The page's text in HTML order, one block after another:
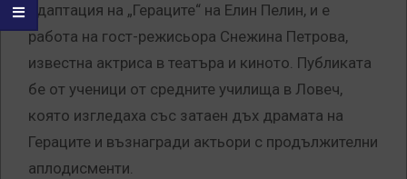
адаптация на „Гераците“ на Елин Пелин, и е
работа на гост-режисьора Снежина Петрова,
известна актриса в театъра и киното. Публиката
бе от ученици от средните училища в Ловеч,
която изгледаха със затаен дъх драмата на
Гераците и възнагради актьори с продължителни
аплодисменти.